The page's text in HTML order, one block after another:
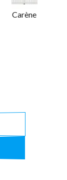
Carène